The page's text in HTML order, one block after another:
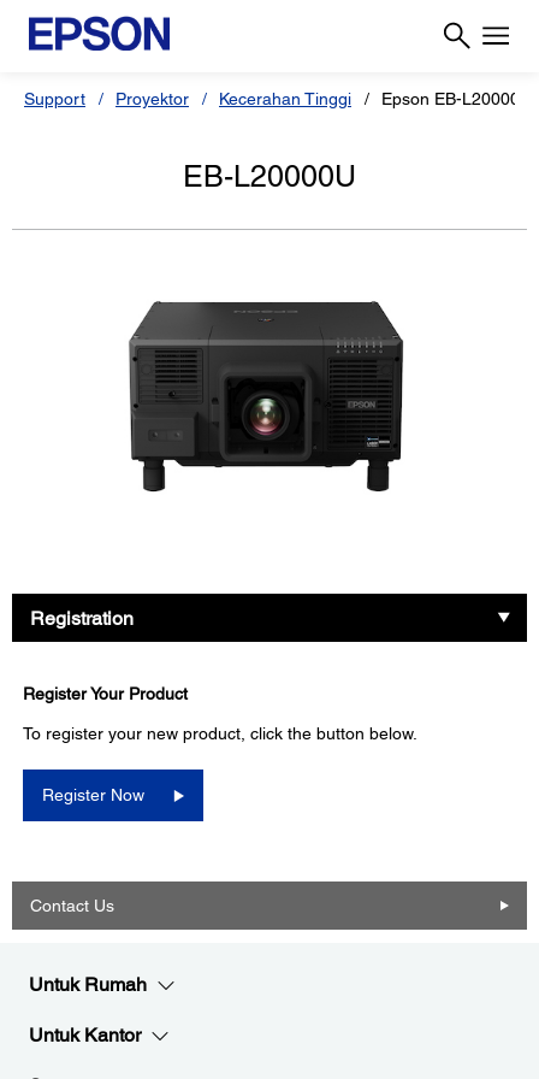
Support Proyektor Kecerahan Tinggi Epson EB-
EB-L20000U
Registration
Register Your Product
To register your new product, click the button below.
Register Now
Contact Us
Untuk Rumah
Untuk Kantor